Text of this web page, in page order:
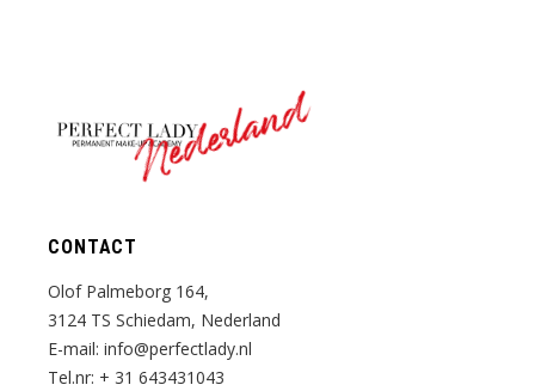
Nederland
CONTACT
Olof Palmeborg 164,
3124 TS Schiedam, Nederland
E-mail:info@perfectlady.nl
Tel.nr: + 31 643431043